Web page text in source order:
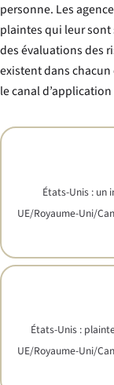
personne. Les
plaintes qui leur sont
des évaluations des
existent dans
le canal
États-Unis : un
UE/Royaume-Uni/
États-Unis :
UE/Royaume-Uni/